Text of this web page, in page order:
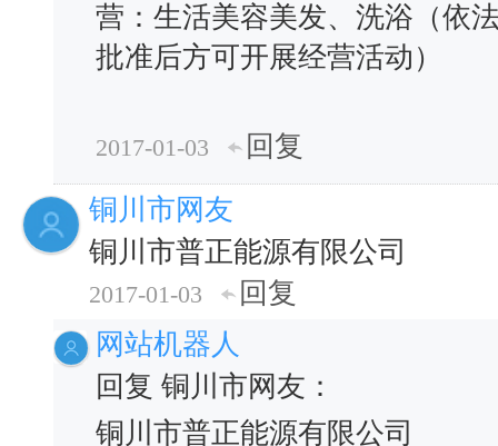
营：生活美容美发、洗浴（依
批准后方可开展经营活动）
2017-01-03
回复
铜川市网友
铜川市普正能源有限公司
2017-01-03
回复
网站机器人
回复 铜川市网友：
铜川市普正能源有限公司